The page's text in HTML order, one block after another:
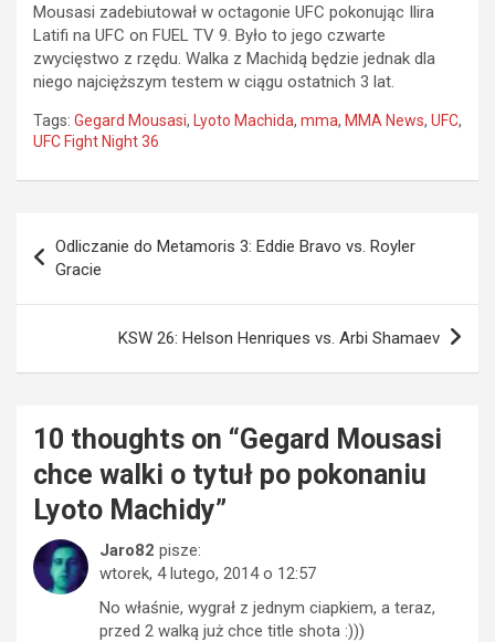
Mousasi zadebiutował w octagonie UFC pokonując Ilira
Latifi na UFC on FUEL TV 9. Było to jego czwarte
zwycięstwo z rzędu. Walka z Machidą będzie jednak dla
niego najcięższym testem w ciągu ostatnich 3 lat.
Tags: Gegard Mousasi, Lyoto Machida, mma, MMA News, UFC,
UFC Fight Night 36
wpisu
Odliczanie do Metamoris 3: Eddie Bravo vs. Royler
Gracie
KSW 26: Helson Henriques vs. Arbi Shamaev
10 thoughts on “Gegard Mousasi
chce walki o tytuł po pokonaniu
Lyoto Machidy”
Jaro82 pisze:
wtorek, 4 lutego, 2014 o 12:57
No właśnie, wygrał z jednym ciapkiem, a teraz,
przed 2 walką już chce title shota :)))